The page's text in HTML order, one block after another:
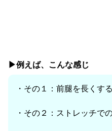
▶︎例えば、こんな感じ
・その１：前腿を長くす
・その２：ストレッチで